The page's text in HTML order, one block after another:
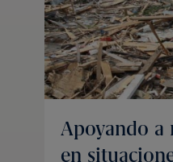
Apoyando a
en